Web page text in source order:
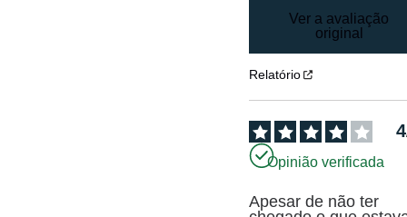
Ver a avaliação
original
Relatório
4
Opinião verificada
Apesar de não ter